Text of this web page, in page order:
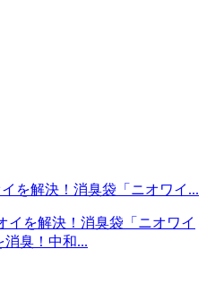
を解決！消臭袋「ニオワイ...
イを解決！消臭袋「ニオワイ
臭！中和...